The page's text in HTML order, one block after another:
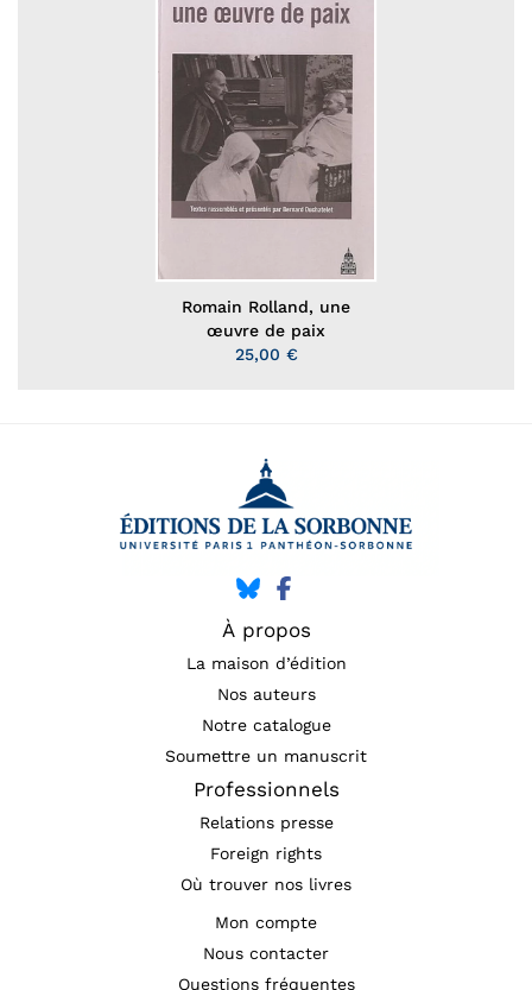
Romain Rolland, une
œuvre de paix
25,00 €
À propos
La maison d’édition
Nos auteurs
Notre catalogue
Soumettre un manuscrit
Professionnels
Relations presse
Foreign rights
Où trouver nos livres
Mon compte
Nous contacter
Questions fréquentes